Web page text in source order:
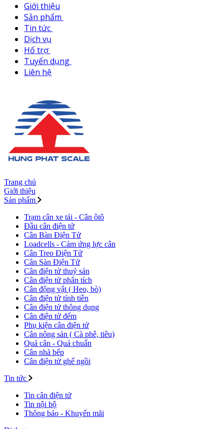
Giới thiệu
Sản phẩm
Tin tức
Dịch vụ
Hổ trợ
Tuyển dụng
Liên hệ
Trang chủ
Giới thiệu
Sản phẩm
Trạm cân xe tải - Cân ôtô
Đầu cân điện tử
Cân Bàn Điện Tử
Loadcells - Cảm ứng lực cân
Cân Treo Điện Tử
Cân Sàn Điện Tử
Cân điện tử thuỷ sản
Cân điện tử phân tích
Cân động vật ( Heo, bò)
Cân điện tử tính tiền
Cân điện tử thông dụng
Cân điện tử đếm
Phụ kiện cân điện tử
Cân nông sản ( Cà phê, tiêu)
Quả cân - Quả chuẩn
Cân nhà bếp
Cân điện tử ghế ngồi
Tin tức
Tin cân điện tử
Tin nội bộ
Thông báo - Khuyến mãi